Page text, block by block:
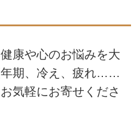
康や心のお悩みを大
年期、冷え、疲れ……
気軽にお寄せくださ